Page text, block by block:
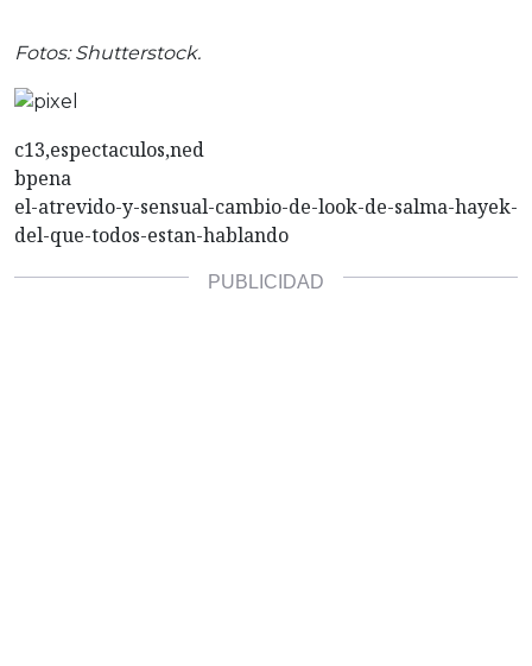
Fotos: Shutterstock.
c13,espectaculos,ned
bpena
el-atrevido-y-sensual-cambio-de-look-de-salma-hayek-
del-que-todos-estan-hablando